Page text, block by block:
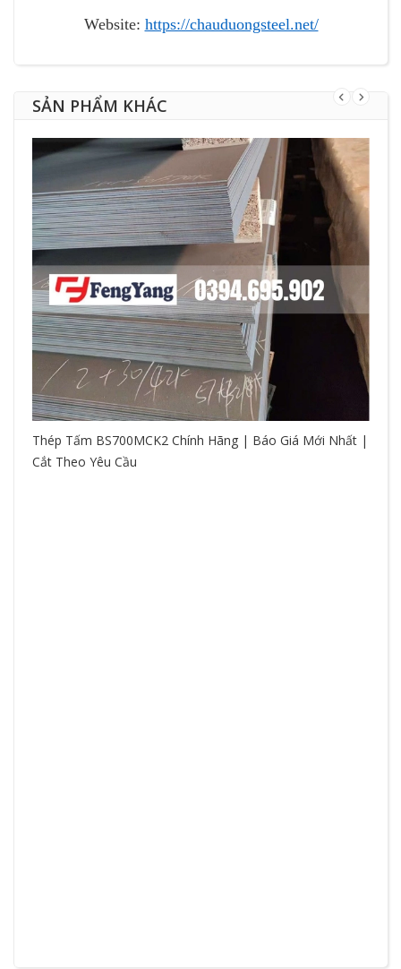
Website: https://chauduongsteel.net/
SẢN PHẨM KHÁC
Thép Tấm BS700MCK2 Chính Hãng | Báo Giá Mới Nhất |
Cắt Theo Yêu Cầu